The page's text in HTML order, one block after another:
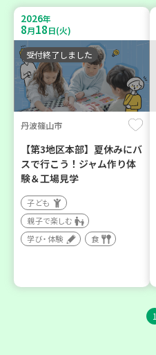
2026年
8月18日(火)
受付終了しました
丹波篠山市
【第3地区本部】夏休みにバ
スで行こう！ジャム作り体
験＆工場見学
子ども
親子で楽しむ
学び・体験
食
1